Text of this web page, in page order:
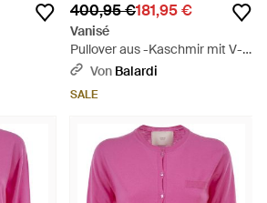
400,95 €181,95 €
Vanisé
Pullover aus -Kaschmir mit V-
Ausschnitt - Pink
Von Balardi
SALE